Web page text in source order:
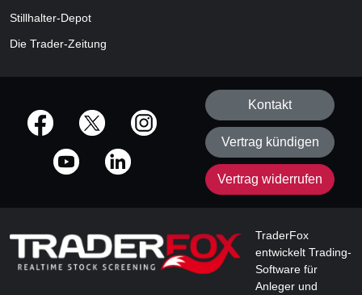
Stillhalter-Depot
Die Trader-Zeitung
offizielle Social Media-Accounts
Kontakt
Vertrag kündigen
Vertrag widerrufen
TraderFox
entwickelt Trading-
Software für
Anleger und